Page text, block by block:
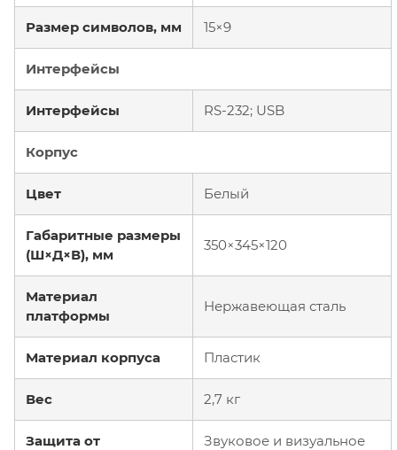
Размер символов, мм 15×9
Интерфейсы
Интерфейсы RS-232; USB
Корпус
Цвет Белый
Габаритные размеры
(Ш×Д×В), мм
350×345×120
Материал
платформы
Нержавеющая сталь
Материал корпуса Пластик
Вес 2,7 кг
Защита от
Звуковое и визуальное